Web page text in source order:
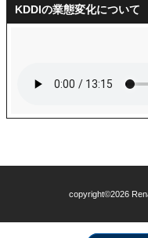
KDDIの業態変化について
copyright©2026